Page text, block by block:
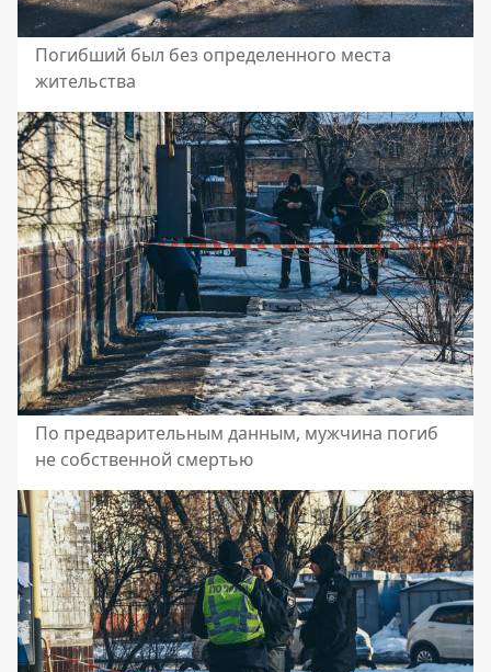
Погибший был без определенного места
жительства
По предварительным данным, мужчина погиб
не собственной смертью